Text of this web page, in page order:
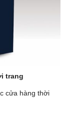
trang
cửa hàng thời